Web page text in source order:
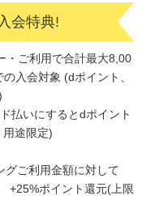
会特典!
・ご利用で合計最大8,00
入会対象 (dポイント、
払いにするとdポイント
途限定)
グご利用金額に対して
+25%ポイント還元(上限